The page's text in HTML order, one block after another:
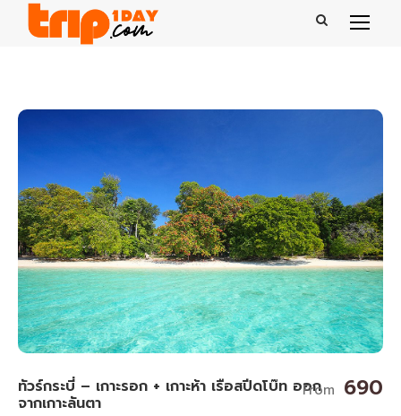
ทัวร์กระบี่ – เกาะรอก + เกาะห้า เรือสปีดโบ๊ท ออก
จากเกาะลันตา
From 690